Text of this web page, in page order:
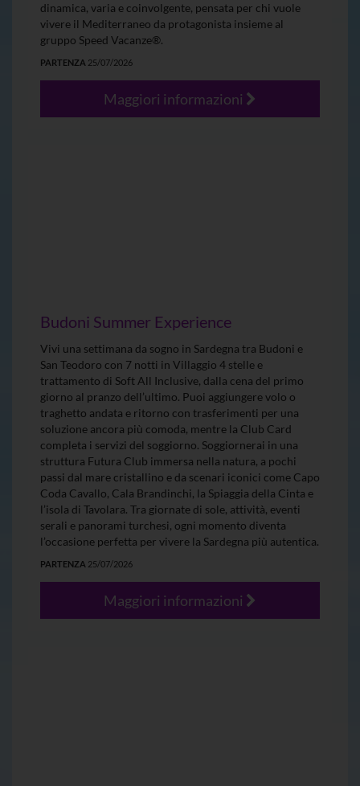
dinamica, varia e coinvolgente, pensata per chi vuole
vivere il Mediterraneo da protagonista insieme al
gruppo Speed Vacanze®.
PARTENZA 25/07/2026
Maggiori informazioni
Budoni Summer Experience
Vivi una settimana da sogno in Sardegna tra Budoni e
San Teodoro con 7 notti in Villaggio 4 stelle e
trattamento di Soft All Inclusive, dalla cena del primo
giorno al pranzo dell’ultimo. Puoi aggiungere volo o
traghetto andata e ritorno con trasferimenti per una
soluzione ancora più comoda, mentre la Club Card
completa i servizi del soggiorno. Soggiornerai in una
struttura Futura Club immersa nella natura, a pochi
passi dal mare cristallino e da scenari iconici come Capo
Coda Cavallo, Cala Brandinchi, la Spiaggia della Cinta e
l’isola di Tavolara. Tra giornate di sole, attività, eventi
serali e panorami turchesi, ogni momento diventa
l’occasione perfetta per vivere la Sardegna più autentica.
PARTENZA 25/07/2026
Maggiori informazioni